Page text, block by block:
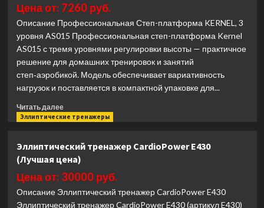
аэробики
Bronze
Gym,
97
см.
(Лучшая
цена)
Цена от: 7260 руб.
Описание Профессиональная Степ-платформа KERNEL, 3
уровня AS015 Профессиональная степ-платформа Kernel
AS015 с тремя уровнями регулировки высоты — практичное
решение для домашних тренировок и занятий
степ‑аэробикой. Модель обеспечивает вариативность
нагрузок и поставляется в компактной упаковке для...
Читать далееПрочитать
больше
Степ-
платформа
KERNEL,
3
уровня
AS015
Эллиптические тренажеры
Эллиптический тренажер CardioPower E430
(Лучшая цена)
Цена от: 30000 руб.
Описание Эллиптический тренажер CardioPower E430
Эллиптический тренажер CardioPower E430 (артикул E430)